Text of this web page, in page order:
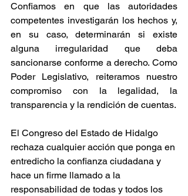
Confiamos en que las autoridades
competentes investigarán los hechos y,
en su caso, determinarán si existe
alguna irregularidad que deba
sancionarse conforme a derecho. Como
Poder Legislativo, reiteramos nuestro
compromiso con la legalidad, la
transparencia y la rendición de cuentas.
El Congreso del Estado de Hidalgo
rechaza cualquier acción que ponga en
entredicho la confianza ciudadana y
hace un firme llamado a la
responsabilidad de todas y todos los